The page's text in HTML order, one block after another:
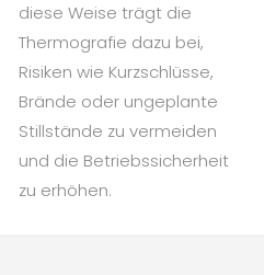
diese Weise trägt die
Thermografie dazu bei,
Risiken wie Kurzschlüsse,
Brände oder ungeplante
Stillstände zu vermeiden
und die Betriebssicherheit
zu erhöhen.